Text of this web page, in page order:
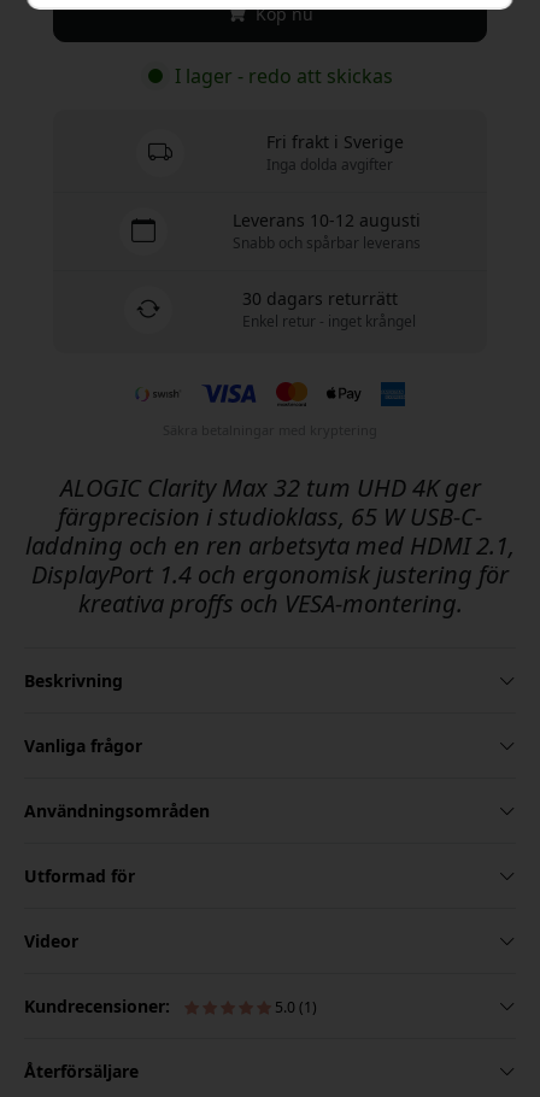
Köp nu
I lager - redo att skickas
Fri frakt i Sverige
Inga dolda avgifter
Leverans 10-12 augusti
Snabb och spårbar leverans
30 dagars returrätt
Enkel retur - inget krångel
ALOGIC Clarity Max 32 tum UHD 4K ger
färgprecision i studioklass, 65 W USB-C-
laddning och en ren arbetsyta med HDMI 2.1,
DisplayPort 1.4 och ergonomisk justering för
kreativa proffs och VESA-montering.
Beskrivning
Vanliga frågor
Användningsområden
Utformad för
Videor
Kundrecensioner: 5.0 (1)
Återförsäljare